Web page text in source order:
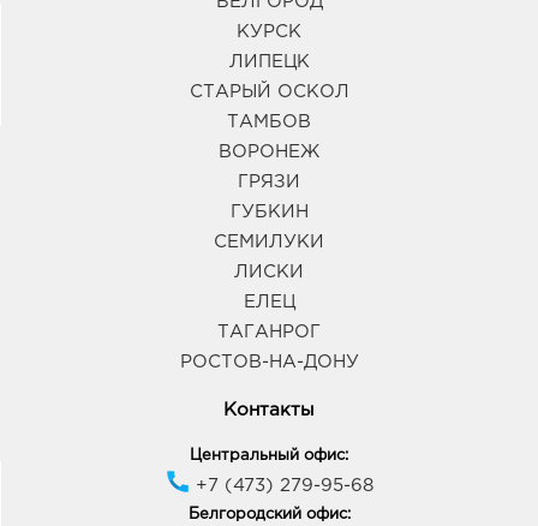
КУРСК
ЛИПЕЦК
СТАРЫЙ ОСКОЛ
ТАМБОВ
ВОРОНЕЖ
ГРЯЗИ
ГУБКИН
СЕМИЛУКИ
ЛИСКИ
ЕЛЕЦ
ТАГАНРОГ
РОСТОВ-НА-ДОНУ
Контакты
Центральный офис:
+7 (473) 279-95-68
Белгородский офис: